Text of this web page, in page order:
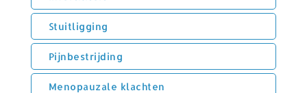
Stuitligging
Pijnbestrijding
Menopauzale klachten